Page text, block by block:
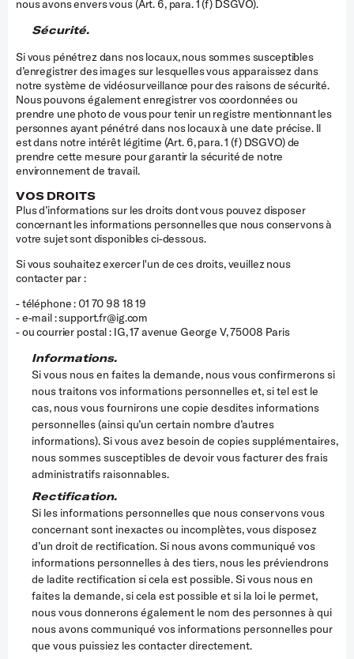
nous avons envers vous (Art. 6, para. 1 (f) DSGVO).
Sécurité.
Si vous pénétrez dans nos locaux, nous sommes susceptibles
d’enregistrer des images sur lesquelles vous apparaissez dans
notre système de vidéosurveillance pour des raisons de sécurité.
Nous pouvons également enregistrer vos coordonnées ou
prendre une photo de vous pour tenir un registre mentionnant les
personnes ayant pénétré dans nos locaux à une date précise. Il
est dans notre intérêt légitime (Art. 6, para. 1 (f) DSGVO) de
prendre cette mesure pour garantir la sécurité de notre
environnement de travail.
VOS DROITS
Plus d’informations sur les droits dont vous pouvez disposer
concernant les informations personnelles que nous conservons à
votre sujet sont disponibles ci-dessous.
Si vous souhaitez exercer l'un de ces droits, veuillez nous
contacter par :
- téléphone : 01 70 98 18 19
- e-mail : support.fr@ig.com
-oucourrier postal : IG, 17 avenue George V, 75008 Paris
Informations.
Si vous nous en faites la demande, nous vous confirmerons si
nous traitons vos informations personnelles et, si tel est le
cas, nous vous fournirons une copie desdites informations
personnelles (ainsi qu’un certain nombre d’autres
informations). Si vous avez besoin de copies supplémentaires,
nous sommes susceptibles de devoir vous facturer des frais
administratifs raisonnables.
Rectification.
Si les informations personnelles que nous conservons vous
concernant sont inexactes ou incomplètes, vous disposez
d’un droit de rectification. Si nous avons communiqué vos
informations personnelles à des tiers, nous les préviendrons
de ladite rectification si cela est possible. Si vous nous en
faites la demande, si cela est possible et si la loi le permet,
nous vous donnerons également le nom des personnes à qui
nous avons communiqué vos informations personnelles pour
que vous puissiez les contacter directement.